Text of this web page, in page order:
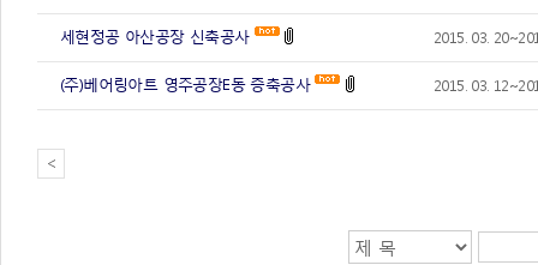
세현정공 아산공장 신축공사 2015. 03.
(주)베어링아트 영주공장E동 증축공사 2015. 03.
<